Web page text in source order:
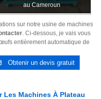
au Cameroun
sur notre usine de machines
. Ci-dessous, je vais vous
entièrement automatique de
Obtenir un devis gratuit
Les Machines À Plateau